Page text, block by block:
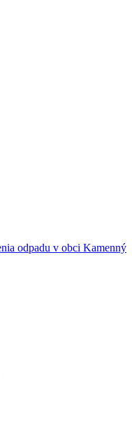
odpadu v obci Kamenný